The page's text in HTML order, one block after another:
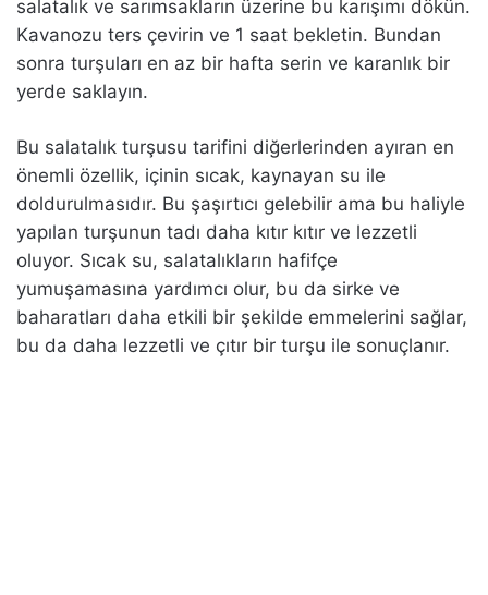
salatalık ve sarımsakların üzerine bu karışımı dökün.
Kavanozu ters çevirin ve 1 saat bekletin. Bundan
sonra turşuları en az bir hafta serin ve karanlık bir
yerde saklayın.
Bu salatalık turşusu tarifini diğerlerinden ayıran en
önemli özellik, içinin sıcak, kaynayan su ile
doldurulmasıdır. Bu şaşırtıcı gelebilir ama bu haliyle
yapılan turşunun tadı daha kıtır kıtır ve lezzetli
oluyor. Sıcak su, salatalıkların hafifçe
yumuşamasına yardımcı olur, bu da sirke ve
baharatları daha etkili bir şekilde emmelerini sağlar,
bu da daha lezzetli ve çıtır bir turşu ile sonuçlanır.